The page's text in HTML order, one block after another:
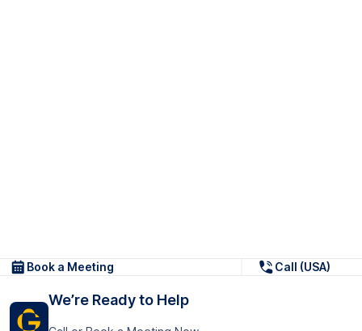
Book a Meeting Call (USA)
We’re Ready to Help